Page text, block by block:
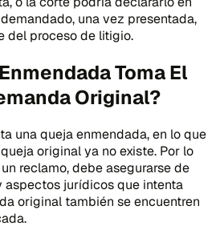
una vez presentada,
del proceso de litigio.
Toma El
Original?
una queja enmendada, en lo que
original ya no existe. Por lo
reclamo, debe asegurarse de
aspectos jurídicos que intenta
original también se encuentren